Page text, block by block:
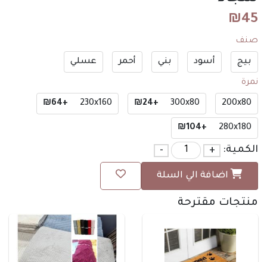
₪45
صنف
بيج أسود بني أحمر عسلي
نمرة
200x80
300x80
+₪24
230x160
+₪64
280x180
+₪104
الكمية: +
-
اضافة الي السلة
منتجات مقترحة